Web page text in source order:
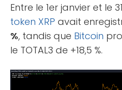
Entre le 1er janvier et le
token XRP avait
%, tandis que Bitcoin
le TOTAL3 de +18,5 %.